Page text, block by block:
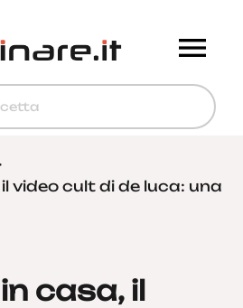
video cult di de luca: una
casa, il